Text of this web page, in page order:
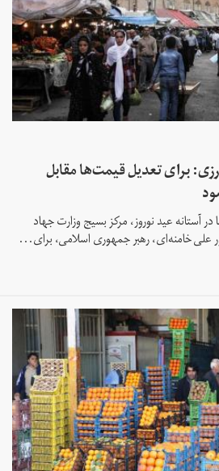
برای تعدیل قیمت‌ها مقابل
آستانه عید نوروز،‌ مرکز بسیج وزارت جهاد
علی خامنه‌ای،‌ رهبر جمهوری اسلامی، برای...